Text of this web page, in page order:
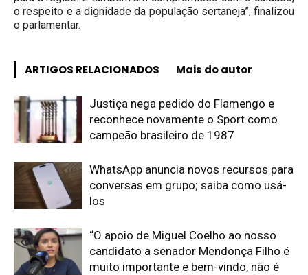
o respeito e a dignidade da população sertaneja”, finalizou
o parlamentar.
ARTIGOS RELACIONADOS Mais do autor
Justiça nega pedido do Flamengo e
reconhece novamente o Sport como
campeão brasileiro de 1987
WhatsApp anuncia novos recursos para
conversas em grupo; saiba como usá-
los
“O apoio de Miguel Coelho ao nosso
candidato a senador Mendonça Filho é
muito importante e bem-vindo, não é